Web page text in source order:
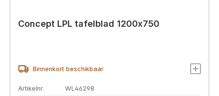
Concept LPL tafelblad 1200x750
Binnenkort beschikbaar
Artikelnr.
WL46298